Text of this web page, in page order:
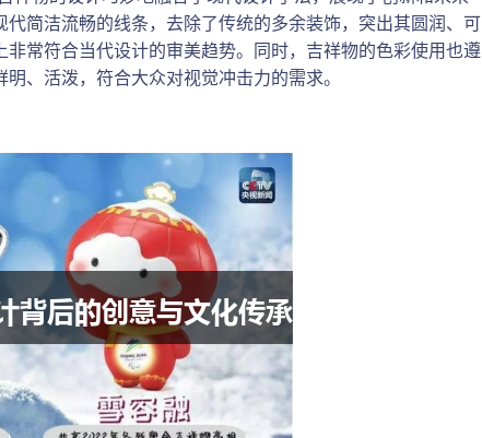
简洁流畅的线条，去除了传统的多余装饰，突出其圆润、可
常符合当代设计的审美趋势。同时，吉祥物的色彩使用也遵
、活泼，符合大众对视觉冲击力的需求。